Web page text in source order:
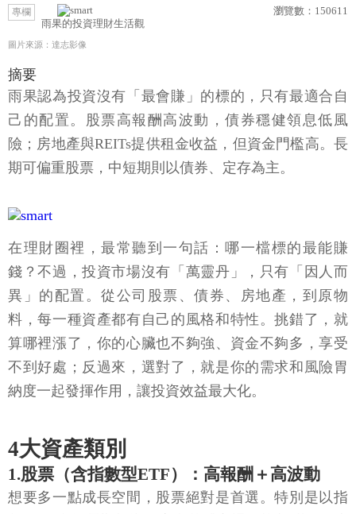
專欄
雨果的投資理財生活觀
瀏覽數： 150611
圖片來源：達志影像
摘要
雨果認為投資沒有「最會賺」的標的，只有最適合自
己的配置。股票高報酬高波動，債券穩健領息低風
險；房地產與REITs提供租金收益，但資金門檻高。長
期可偏重股票，中短期則以債券、定存為主。
在理財圈裡，最常聽到一句話：哪一檔標的最能賺
錢？不過，投資市場沒有「萬靈丹」，只有「因人而
異」的配置。從公司股票、債券、房地產，到原物
料，每一種資產都有自己的風格和特性。挑錯了，就
算哪裡漲了，你的心臟也不夠強、資金不夠多，享受
不到好處；反過來，選對了，就是你的需求和風險胃
納度一起發揮作用，讓投資效益最大化。
4大資產類別
1.股票（含指數型ETF）：高報酬＋高波動
想要多一點成長空間，股票絕對是首選。特別是以指